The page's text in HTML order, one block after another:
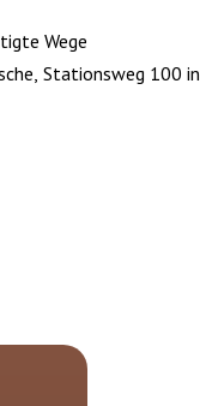
Wege
Stationsweg 100 in